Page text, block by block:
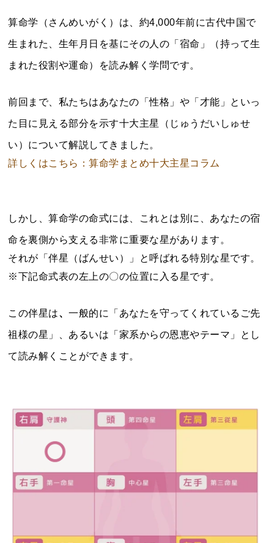
算命学（さんめいがく）は、約4,000年前に古代中国で
生まれた、生年月日を基にその人の「宿命」（持って生
まれた役割や運命）を読み解く学問です。
前回まで、私たちはあなたの「性格」や「才能」といっ
た目に見える部分を示す十大主星（じゅうだいしゅせ
い）について解説してきました。
詳しくはこちら：算命学まとめ十大主星コラム
しかし、算命学の命式には、これとは別に、あなたの宿
命を裏側から支える非常に重要な星があります。
それが「伴星（ばんせい）」と呼ばれる特別な星です。
※下記命式表の左上の〇の位置に入る星です。
この伴星は、一般的に「あなたを守ってくれているご先
祖様の星」、あるいは「家系からの恩恵やテーマ」とし
て読み解くことができます。